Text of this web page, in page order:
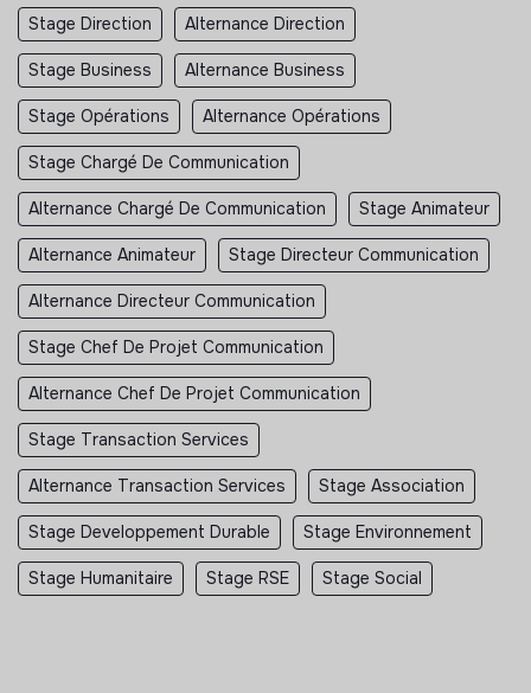
Stage Direction Alternance Direction
Stage Business Alternance Business
Stage Opérations Alternance Opérations
Stage Chargé De Communication
Alternance Chargé De Communication Stage Animateur
Alternance Animateur Stage Directeur Communication
Alternance Directeur Communication
Stage Chef De Projet Communication
Alternance Chef De Projet Communication
Stage Transaction Services
Alternance Transaction Services Stage Association
Stage Developpement Durable Stage Environnement
Stage Humanitaire Stage RSE Stage Social